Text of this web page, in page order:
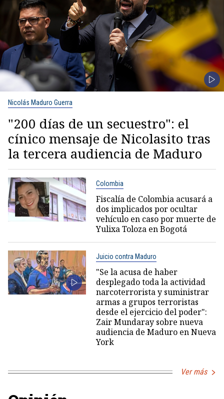
Nicolás Maduro Guerra
"200 días de un secuestro": el
cínico mensaje de Nicolasito tras
la tercera audiencia de Maduro
Colombia
Fiscalía de Colombia acusará a
dos implicados por ocultar
vehículo en caso por muerte de
Yulixa Toloza en Bogotá
Juicio contra Maduro
"Se la acusa de haber
desplegado toda la actividad
narcoterrorista y suministrar
armas a grupos terroristas
desde el ejercicio del poder":
Zair Mundaray sobre nueva
audiencia de Maduro en Nueva
York
Ver más